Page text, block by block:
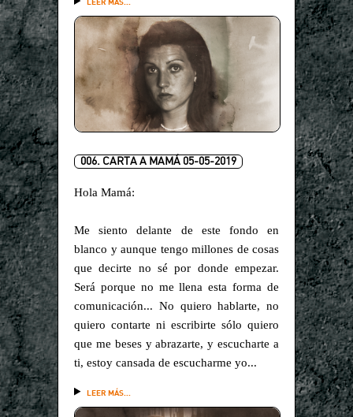
LEER MÁS...
006. CARTA A MAMÁ 05-05-2019
Hola Mamá:
Me siento delante de este fondo en
blanco y aunque tengo millones de cosas
que decirte no sé por donde empezar.
Será porque no me llena esta forma de
comunicación... No quiero hablarte, no
quiero contarte ni escribirte sólo quiero
que me beses y abrazarte, y escucharte a
ti, estoy cansada de escucharme yo...
LEER MÁS...